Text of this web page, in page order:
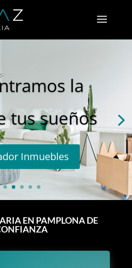
la
tus sueños
Inmuebles
EN PAMPLONA DE